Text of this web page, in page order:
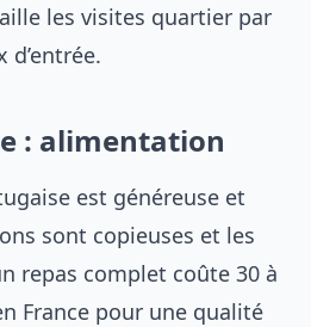
les visites quartier par
d’entrée.
: alimentation
est généreuse et
sont copieuses et les
repas complet coûte 30 à
France pour une qualité